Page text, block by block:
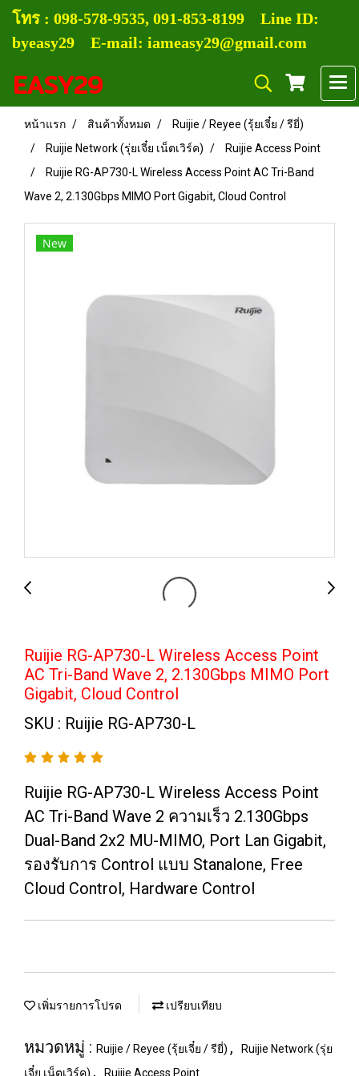
โทร : 098-578-9535, 091-853-8199 Line ID:
byeasy29 E-mail: iameasy29@gmail.com
EASY29
หน้าแรก สินค้าทั้งหมด
Ruijie / Reyee (รุ้ยเจี๋ย / รียี่)
Ruijie Network (รุ่ยเจี๋ย เน็ตเวิร์ค)
Ruijie Access Point
Ruijie RG-AP730-L Wireless Access Point AC Tri-Band
Wave 2, 2.130Gbps MIMO Port Gigabit, Cloud Control
New
Ruijie RG-AP730-L Wireless Access Point
AC Tri-Band Wave 2, 2.130Gbps MIMO Port
Gigabit, Cloud Control
SKU : Ruijie RG-AP730-L
Ruijie RG-AP730-L Wireless Access Point
AC Tri-Band Wave 2 ความเร็ว 2.130Gbps
Dual-Band 2x2 MU-MIMO, Port Lan Gigabit,
รองรับการ Control แบบ Stanalone, Free
Cloud Control, Hardware Control
เพิ่มรายการโปรด เปรียบเทียบ
หมวดหมู่ : Ruijie / Reyee (รุ้ยเจี๋ย / รียี่) ,
Ruijie Network (รุ่ย
เจี๋ย เน็ตเวิร์ค) , Ruijie Access Point